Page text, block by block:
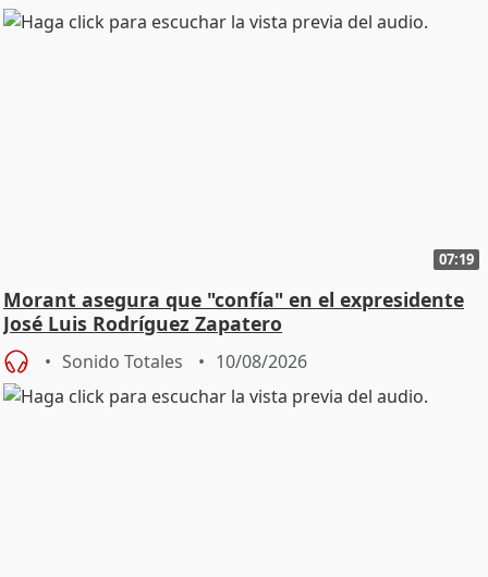
07:19
Morant asegura que "confía" en el expresidente
José Luis Rodríguez Zapatero
Sonido Totales 10/08/2026